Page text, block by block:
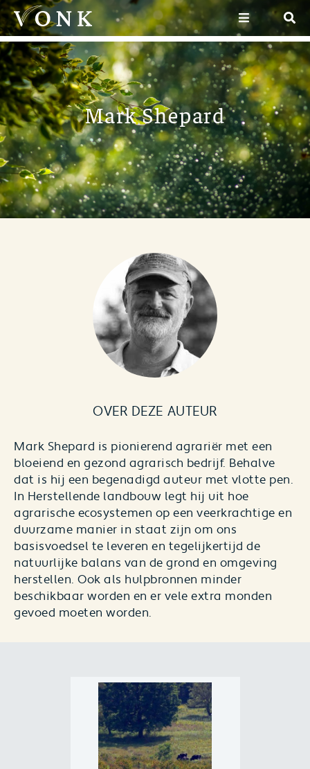
Mark Shepard
OVER DEZE AUTEUR
Mark Shepard is pionierend agrariër met een
bloeiend en gezond agrarisch bedrijf. Behalve
dat is hij een begenadigd auteur met vlotte pen.
In Herstellende landbouw legt hij uit hoe
agrarische ecosystemen op een veerkrachtige en
duurzame manier in staat zijn om ons
basisvoedsel te leveren en tegelijkertijd de
natuurlijke balans van de grond en omgeving
herstellen. Ook als hulpbronnen minder
beschikbaar worden en er vele extra monden
gevoed moeten worden.